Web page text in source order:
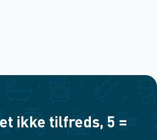
ikke tilfreds, 5 =